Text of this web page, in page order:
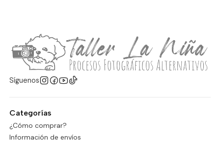
Síguenos
Categorías
¿Cómo comprar?
Información de envíos